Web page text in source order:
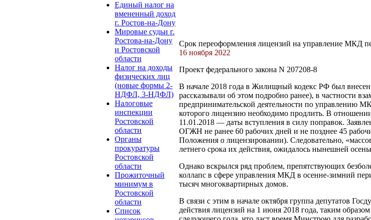
Единый налог на
вмененный доход
г. Ростов-на-Дону
Мировые судьи г.
Ростова-на-Дону
и Ростовской
области
Налог на доходы
физических лиц
(новые формы 2-
НДФЛ, 3-НДФЛ)
Налоговые
инспекции
Ростовской
области
Органы
прокуратуры
Ростовской
области
Прожиточный
минимум в
Ростовской
области
Список
Срок переоформления лицензий на управление МКД
16 ноября 2022
Проект федерального закона N 207208-8
В начале 2018 года в Жилищный кодекс РФ был
рассказывали об этом подробно ранее), в частности
предпринимательской деятельности по управлению
которого лицензию необходимо продлить. В
11.01.2018 — даты вступления в силу поправок.
ОГЖН не ранее 60 рабочих дней и не позднее 45
Положения о лицензировании). Следовательно,
летнего срока их действия, ожидалось нынешней
Однако вскрылся ряд проблем, препятствующих
коллапс в сфере управления МКД в осенне-зимний
тысяч многоквартирных домов.
В связи с этим в начале октября группа депутатов
действия лицензий на 1 июня 2018 года, таким